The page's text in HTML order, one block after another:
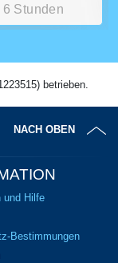
6 Stunden
betrieben.
NACH OBEN
und Hilfe
Bestimmungen